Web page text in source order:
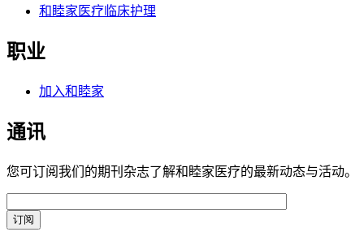
和睦家医疗临床护理
职业
加入和睦家
通讯
您可订阅我们的期刊杂志了解和睦家医疗的最新动态与活动。